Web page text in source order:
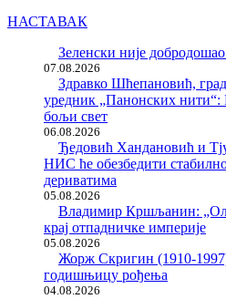
НАСТАВАК
Зеленски није
07.08.2026
Здравко Шћепановић,
уредник „Панонских нити“:
бољи свет
06.08.2026
Ђедовић Хандановић и
НИС ће обезбедити
дериватима
05.08.2026
Владимир Кршљанин:
крај отпадничке империје
05.08.2026
Жорж Скригин (1910-
годишњицу рођења
04.08.2026